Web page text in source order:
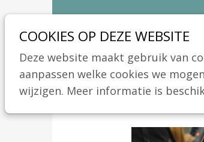
COOKIES OP DEZE WEBSITE
Deze website maakt gebruik van
aanpassen welke cookies we
wijzigen. Meer informatie is
over
Spring
naar
navigatie